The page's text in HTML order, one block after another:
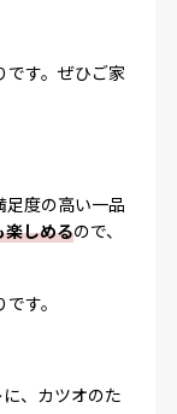
です。ぜひご家
足度の高い一品
楽しめるので、
す。
、カツオのた